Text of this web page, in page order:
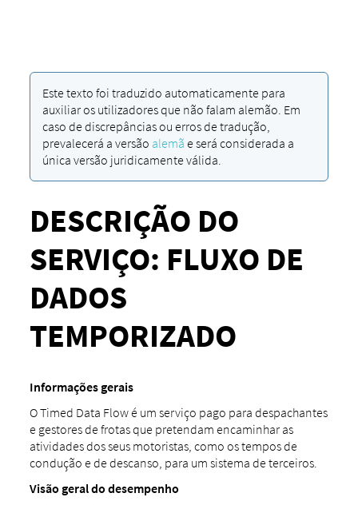
Este texto foi traduzido automaticamente para
auxiliar os utilizadores que não falam alemão. Em
caso de discrepâncias ou erros de tradução,
prevalecerá a versão alemã e será considerada a
única versão juridicamente válida.
DESCRIÇÃO DO
SERVIÇO: FLUXO DE
DADOS
TEMPORIZADO
Informações gerais
O Timed Data Flow é um serviço pago para despachantes
e gestores de frotas que pretendam encaminhar as
atividades dos seus motoristas, como os tempos de
condução e de descanso, para um sistema de terceiros.
Visão geral do desempenho